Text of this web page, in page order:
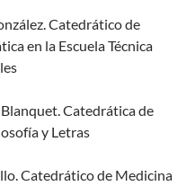
Catedrático de
en la Escuela Técnica
Catedrática de
y Letras
Catedrático de Medicina